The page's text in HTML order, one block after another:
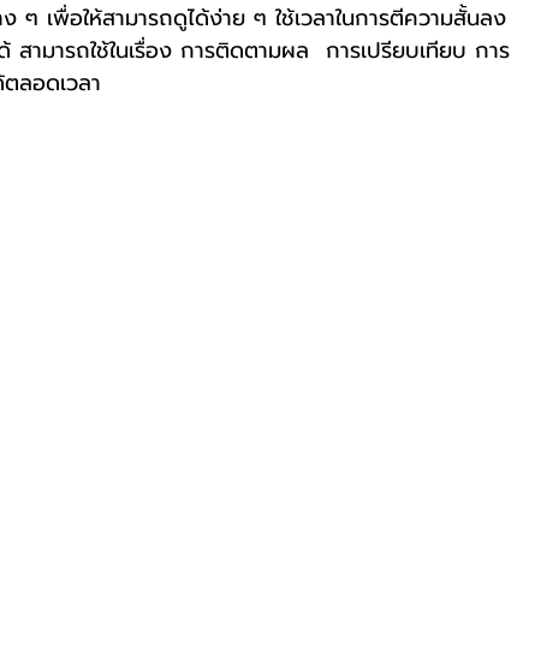
ๆ เพื่อให้สามารถดูได้ง่าย ๆ ใช้เวลาในการตีความสั้นลง
สามารถใช้ในเรื่อง การติดตามผล  การเปรียบเทียบ การ
ลอดเวลา